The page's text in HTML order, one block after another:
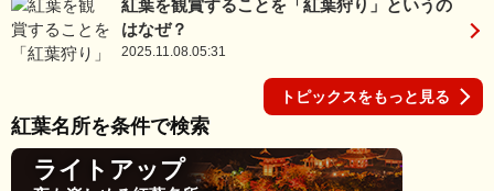
紅葉を観賞することを「紅葉狩り」というの
はなぜ？
2025.11.08.05:31
トピックスをもっと見る
紅葉名所を条件で検索
ライトアップ